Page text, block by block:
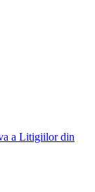
a Litigiilor din